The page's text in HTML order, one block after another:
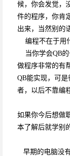
候，你会发觉，
件的程序，你肯
出来，当然别的
编程不在于用
当你学会QB的
做程序非常的有
QB能实现，可
者，以后不靠编
如果你今后想做
本了解后就学别
早期的电脑没